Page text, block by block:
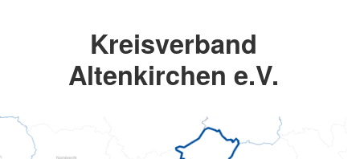
Kreisverband
Altenkirchen e.V.